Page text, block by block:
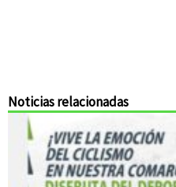
Noticias relacionadas